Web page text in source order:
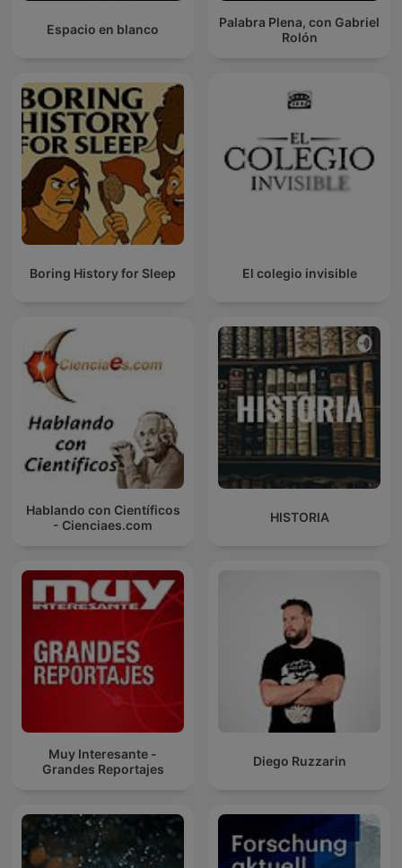
Espacio en blanco
Palabra Plena, con Gabriel
Rolón
Boring History for Sleep El colegio invisible
Hablando con Científicos
- Cienciaes.com
HISTORIA
Muy Interesante -
Grandes Reportajes
Diego Ruzzarin